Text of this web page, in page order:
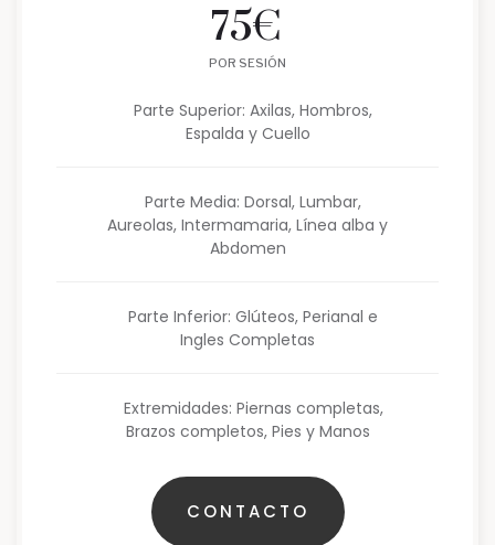
75€
POR SESIÓN
Parte Superior: Axilas, Hombros,
Espalda y Cuello
Parte Media: Dorsal, Lumbar,
Aureolas, Intermamaria, Línea alba y
Abdomen
Parte Inferior: Glúteos, Perianal e
Ingles Completas
Extremidades: Piernas completas,
Brazos completos, Pies y Manos
CONTACTO